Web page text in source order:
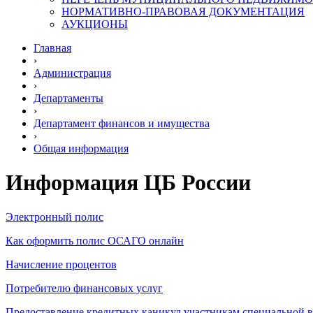
НОРМАТИВНО-ПРАВОВАЯ ДОКУМЕНТАЦИЯ
АУКЦИОНЫ
Главная
›
Администрация
›
Департаменты
›
Департамент финансов и имущества
›
Общая информация
Информация ЦБ России
Электронный полис
Как оформить полис ОСАГО онлайн
Начисление процентов
Потребителю финансовых услуг